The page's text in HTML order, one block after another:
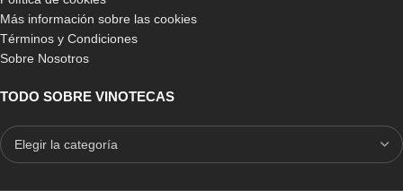
Más información sobre las cookies
Términos y Condiciones
Sobre Nosotros
TODO SOBRE VINOTECAS